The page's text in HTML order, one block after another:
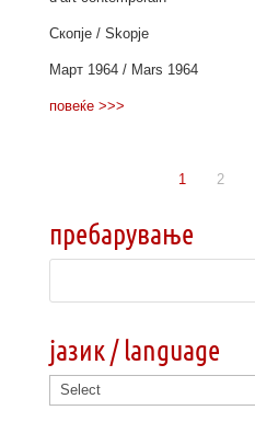
Скопје / Skopje
Mарт 1964 / Мars 1964
повеќе >>>
1 2
пребарување
јазик / language